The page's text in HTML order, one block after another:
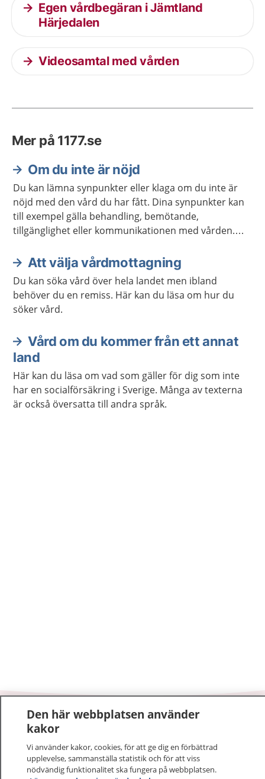
Egen vårdbegäran i Jämtland
Härjedalen
Videosamtal med vården
Mer på 1177.se
Om du inte är nöjd
Du kan lämna synpunkter eller klaga om du inte är
nöjd med den vård du har fått. Dina synpunkter kan
till exempel gälla behandling, bemötande,
tillgänglighet eller kommunikationen med vården.
Att välja vårdmottagning
Du kan söka vård över hela landet men ibland
behöver du en remiss. Här kan du läsa om hur du
söker vård.
Vård om du kommer från ett annat
land
Här kan du läsa om vad som gäller för dig som inte
har en socialförsäkring i Sverige. Många av texterna
är också översatta till andra språk.
1177–tryggt om din hälsa och vård
På 1177.se får du råd om hälsa och information om
sjukdomar och vilka mottagningar du kan kontakta.
Den här webbplatsen använder
kakor
Vi använder kakor, cookies, för att ge dig en förbättrad
upplevelse, sammanställa statistik och för att viss
nödvändig funktionalitet ska fungera på webbplatsen.